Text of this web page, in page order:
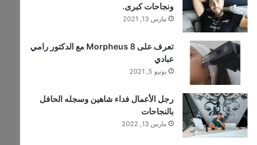
ونجاحات كبرى.
مارس 13, 2021
تعرف على Morpheus 8 مع الدكتور رامي
عبادي
يونيو 5, 2021
رجل الأعمال فداء شاهين وسجله الحافل
بالنجاحات
مارس 13, 2022